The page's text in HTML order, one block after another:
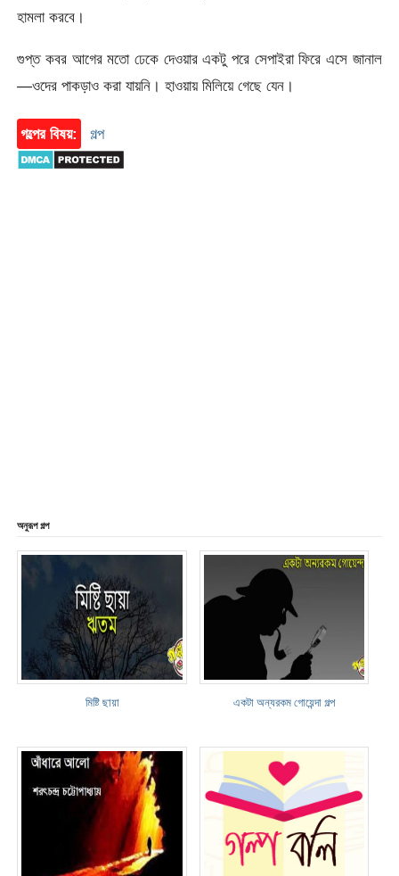
হামলা করবে।
গুপ্ত কবর আগের মতো ঢেকে দেওয়ার একটু পরে সেপাইরা ফিরে এসে জানাল
—ওদের পাকড়াও করা যায়নি। হাওয়ায় মিলিয়ে গেছে যেন।
গল্পের বিষয়: গল্প
অনুরূপ গল্প
মিষ্টি ছায়া একটা অন্যরকম গোয়েন্দা গল্প